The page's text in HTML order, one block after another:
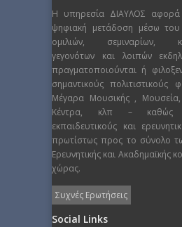
Η υπηρεσία ΔΙΑΥΛΟΣ αφορά
ψηφιακή μετάδοση μέσω του
ομιλιών, σεμιναρίων,
γεγονότων και λοιπών
πραγματοποιούνται ή
σημαντικούς πολιτιστικούς
Μέγαρα Μουσικής , Μουσεία,
Κέντρα, κλπ –
εκπαιδευτικούς και
πρωτίστως προς το σύνολο
Ερευνητικής και Ακαδημαϊκής
χώρας.
Συχνές Ερωτήσεις
Social Links